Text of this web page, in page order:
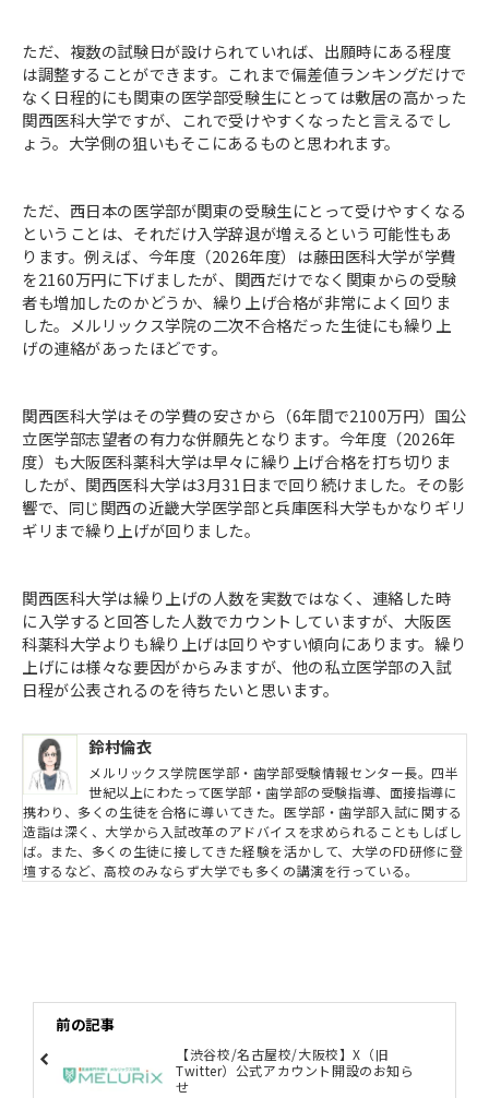
ただ、複数の試験日が設けられていれば、出願時にある程度
は調整することができます。これまで偏差値ランキングだけで
なく日程的にも関東の医学部受験生にとっては敷居の高かった
関西医科大学ですが、これで受けやすくなったと言えるでし
ょう。大学側の狙いもそこにあるものと思われます。
ただ、西日本の医学部が関東の受験生にとって受けやすくなる
ということは、それだけ入学辞退が増えるという可能性もあ
ります。例えば、今年度（2026年度）は藤田医科大学が学費
を2160万円に下げましたが、関西だけでなく関東からの受験
者も増加したのかどうか、繰り上げ合格が非常によく回りま
した。メルリックス学院の二次不合格だった生徒にも繰り上
げの連絡があったほどです。
関西医科大学はその学費の安さから（6年間で2100万円）国公
立医学部志望者の有力な併願先となります。今年度（2026年
度）も大阪医科薬科大学は早々に繰り上げ合格を打ち切りま
したが、関西医科大学は3月31日まで回り続けました。その影
響で、同じ関西の近畿大学医学部と兵庫医科大学もかなりギリ
ギリまで繰り上げが回りました。
関西医科大学は繰り上げの人数を実数ではなく、連絡した時
に入学すると回答した人数でカウントしていますが、大阪医
科薬科大学よりも繰り上げは回りやすい傾向にあります。繰り
上げには様々な要因がからみますが、他の私立医学部の入試
日程が公表されるのを待ちたいと思います。
鈴村倫衣
メルリックス学院医学部・歯学部受験情報センター長。四半
世紀以上にわたって医学部・歯学部の受験指導、面接指導に
携わり、多くの生徒を合格に導いてきた。医学部・歯学部入試に関する
造詣は深く、大学から入試改革のアドバイスを求められることもしばし
ば。また、多くの生徒に接してきた経験を活かして、大学のFD研修に登
壇するなど、高校のみならず大学でも多くの講演を行っている。
前の記事
【渋谷校/名古屋校/大阪校】X（旧
Twitter）公式アカウント開設のお知ら
せ